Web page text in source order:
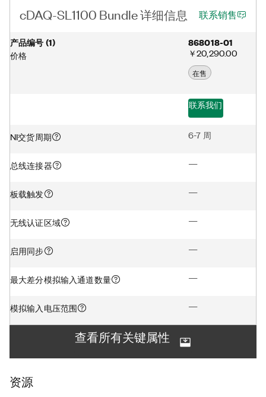
cDAQ-SL1100 Bundle 详细信息 联系销售
产品编号(1)
价格
868018-01
￥20,290.00
在售
联系我们
NI交货周期 6-7 周
总线连接器 —
板载触发 —
无线认证区域 —
启用同步 —
最大差分模拟输入通道数量 —
模拟输入电压范围 —
查看所有关键属性
资源